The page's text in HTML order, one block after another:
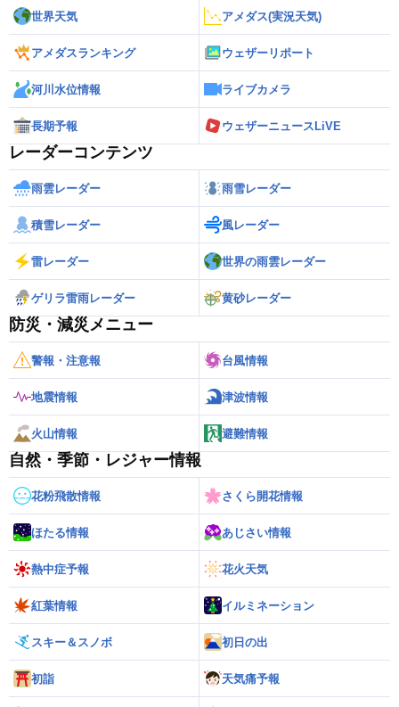
世界天気 アメダス(実況天気)
アメダスランキング ウェザーリポート
河川水位情報 ライブカメラ
長期予報 ウェザーニュースLiVE
レーダーコンテンツ
雨雲レーダー 雨雪レーダー
積雪レーダー 風レーダー
雷レーダー 世界の雨雲レーダー
ゲリラ雷雨レーダー 黄砂レーダー
防災・減災メニュー
警報・注意報 台風情報
地震情報 津波情報
火山情報 避難情報
自然・季節・レジャー情報
花粉飛散情報 さくら開花情報
ほたる情報 あじさい情報
熱中症予報 花火天気
紅葉情報 イルミネーション
スキー＆スノボ 初日の出
初詣 天気痛予報